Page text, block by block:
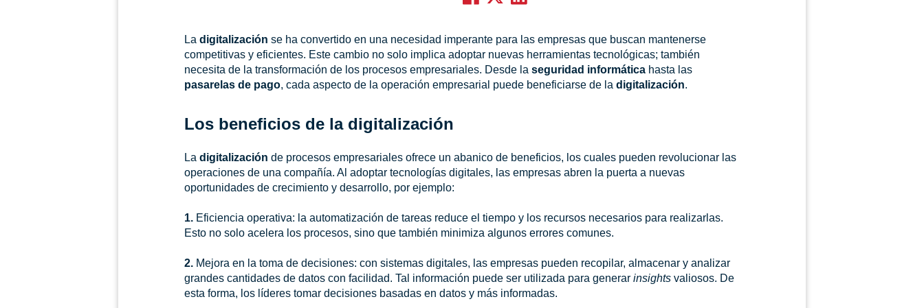
La digitalización se ha convertido en una necesidad imperante para las empresas que buscan mantenerse
competitivas y eficientes. Este cambio no solo implica adoptar nuevas herramientas tecnológicas; también
necesita de la transformación de los procesos empresariales. Desde la seguridad informática hasta las
pasarelas de pago, cada aspecto de la operación empresarial puede beneficiarse de la digitalización.
Los beneficios de la digitalización
La digitalización de procesos empresariales ofrece un abanico de beneficios, los cuales pueden revolucionar las
operaciones de una compañía. Al adoptar tecnologías digitales, las empresas abren la puerta a nuevas
oportunidades de crecimiento y desarrollo, por ejemplo:
1. Eficiencia operativa: la automatización de tareas reduce el tiempo y los recursos necesarios para realizarlas.
Esto no solo acelera los procesos, sino que también minimiza algunos errores comunes.
2. Mejora en la toma de decisiones: con sistemas digitales, las empresas pueden recopilar, almacenar y analizar
grandes cantidades de datos con facilidad. Tal información puede ser utilizada para generar insights valiosos. De
esta forma, los líderes tomar decisiones basadas en datos y más informadas.